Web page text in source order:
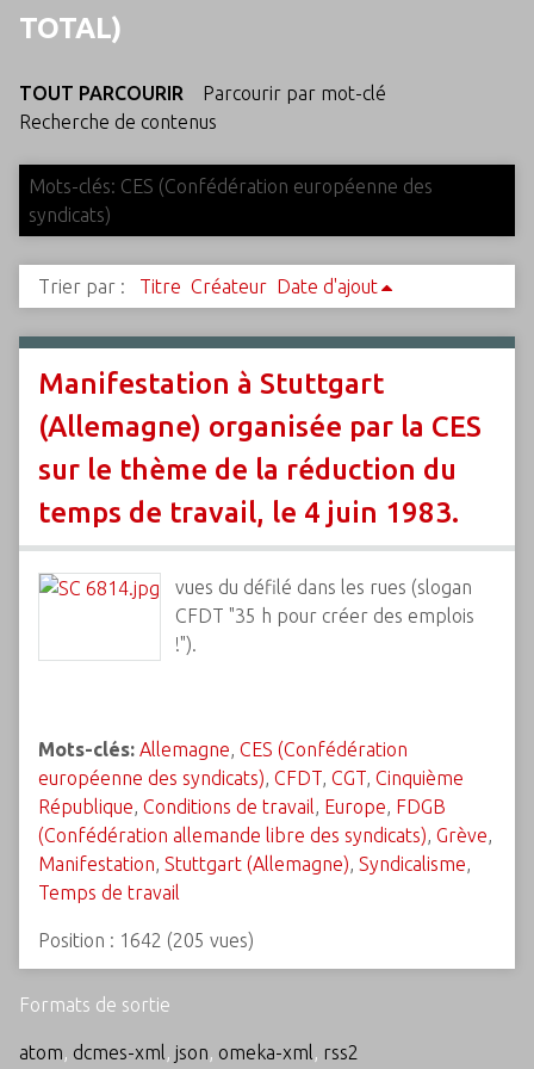
TOTAL)
TOUT PARCOURIR
Parcourir par mot-clé
Recherche de contenus
Mots-clés: CES (Confédération européenne des
syndicats)
Trier par : Titre Créateur Date d'ajout
Manifestation à Stuttgart
(Allemagne) organisée par la CES
sur le thème de la réduction du
temps de travail, le 4 juin 1983.
vues du défilé dans les rues (slogan
CFDT "35 h pour créer des emplois
!").
Mots-clés: Allemagne, CES (Confédération
européenne des syndicats), CFDT, CGT, Cinquième
République, Conditions de travail, Europe, FDGB
(Confédération allemande libre des syndicats), Grève,
Manifestation, Stuttgart (Allemagne), Syndicalisme,
Temps de travail
Position : 1642 (205 vues)
Formats de sortie
atom, dcmes-xml, json, omeka-xml, rss2